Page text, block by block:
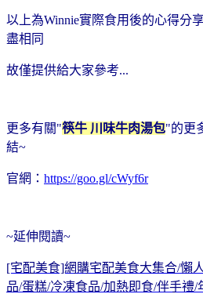
以上為Winnie實際食用後的心得分
盡相同
故僅提供給大家參考...
更多有關"筷牛 川味牛肉湯包"的更
結~
官網： https://goo.gl/cWyf6r
~延伸閱讀~
[宅配美食]網購宅配美食大集合/懶
品/蛋糕/冷凍食品/加熱即食/伴手禮/